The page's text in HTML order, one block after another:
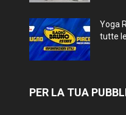
Yoga
tutte
PER LA TUA